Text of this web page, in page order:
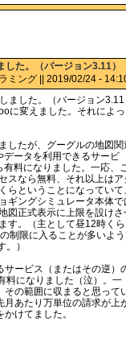
た。（バージョン3.11）
ミング || 2019/02/24 - 14:10
ました。（バージョン3.11
に変えました。それによっ
したが、グーグルの地図関
データを利用できるサービ
有料になりました。一応、
スなら無料、それ以上はア
らということになっていて
ギングシミュレータ本体で
図正式表示に上限を設けさ
す。（主として昼12時く
制限に入ることが多いよ
）
ービス（またはその逆）
料になりました（泣）。一
その範囲に収まると思って
月あたり万単位の請求が上
けてました。